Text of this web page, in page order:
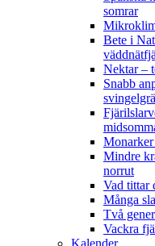
somrar
Bete i
Nektar –
Snabb
Monarker
Mindre
norrut
Vad tittar
Många
Två
Vackra
Kalender